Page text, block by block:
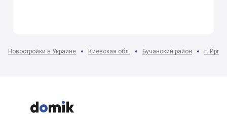
Новостройки в Украине Киевская обл. Бучанский район г.


